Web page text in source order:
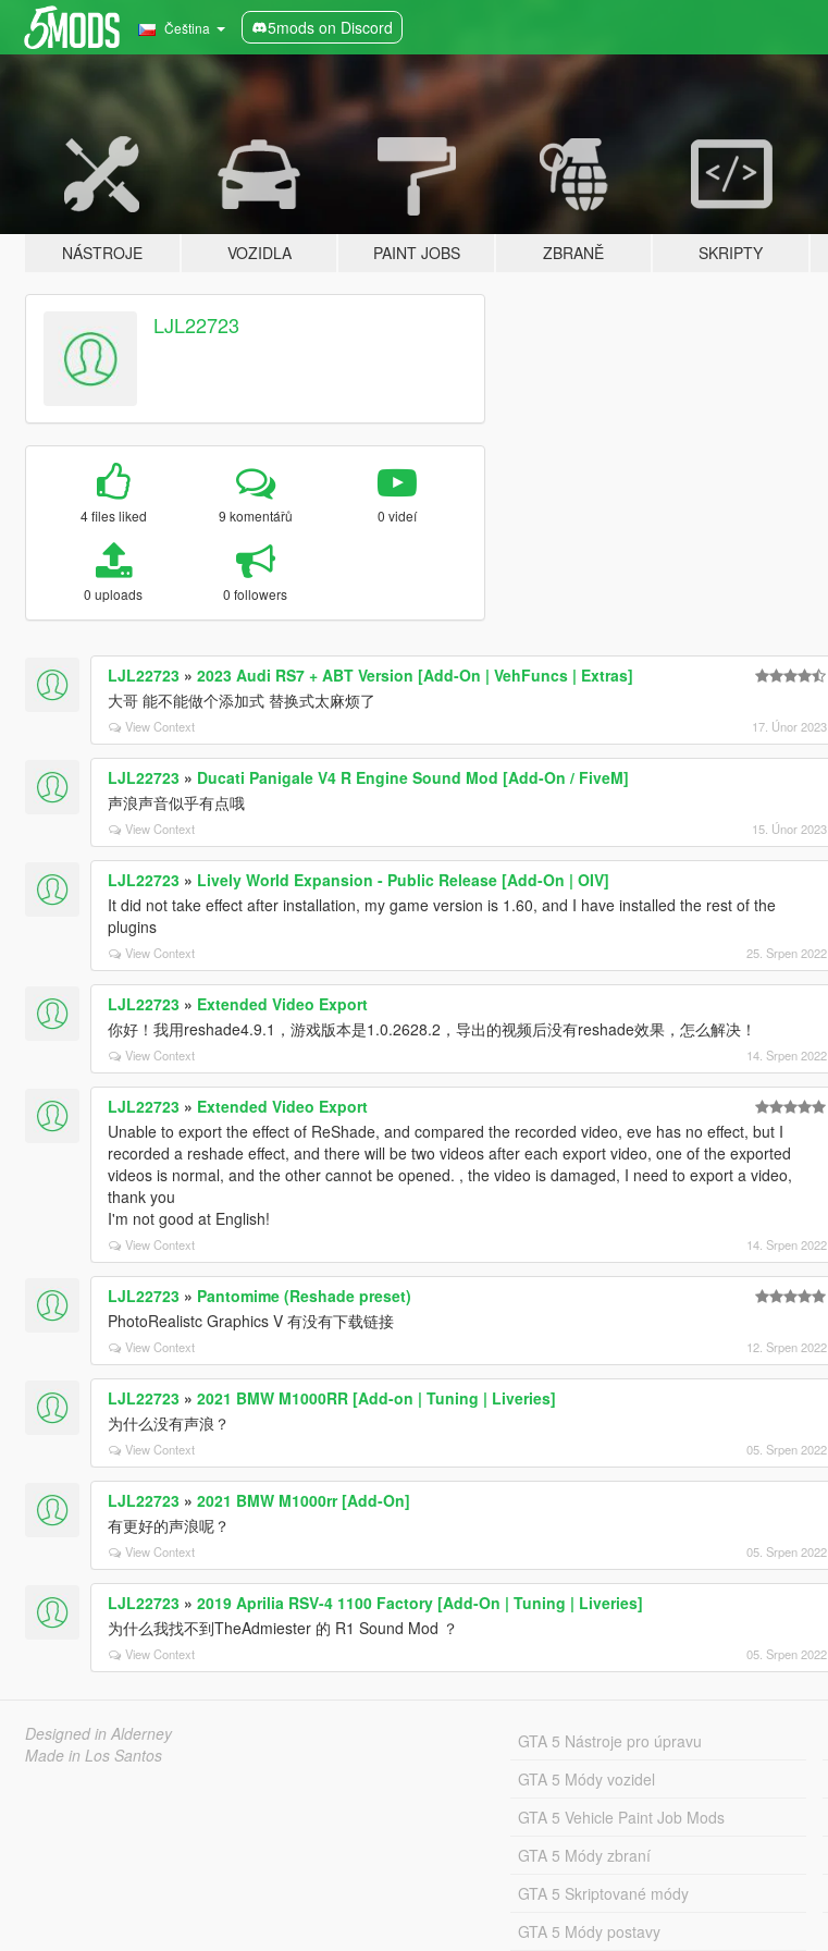
Čeština 5mods on Discord
NÁSTROJE VOZIDLA PAINT JOBS ZBRANĚ SKRIPTY
LJL22723
4 files liked 9 komentářů 0 videí
0 uploads 0 followers
LJL22723» 2023 Audi RS7 + ABT Version [Add-On | VehFuncs | Extras]
大哥 能不能做个添加式 替换式太麻烦了
View Context 17. Únor 2023
LJL22723» Ducati Panigale V4 R Engine Sound Mod [Add-On / FiveM]
声浪声音似乎有点哦
View Context 15. Únor 2023
LJL22723» Lively World Expansion - Public Release [Add-On | OIV]
It did not take effect after installation, my game version is 1.60, and I have installed the rest of the
plugins
View Context 25. Srpen 2022
LJL22723» Extended Video Export
你好！我用reshade4.9.1，游戏版本是1.0.2628.2，导出的视频后没有reshade效果，怎么解决！
View Context 14. Srpen 2022
LJL22723» Extended Video Export
Unable to export the effect of ReShade, and compared the recorded video, eve has no effect, but I
recorded a reshade effect, and there will be two videos after each export video, one of the exported
videos is normal, and the other cannot be opened. , the video is damaged, I need to export a video,
thank you
I'm not good at English!
View Context 14. Srpen 2022
LJL22723» Pantomime (Reshade preset)
PhotoRealistc Graphics V 有没有下载链接
View Context 12. Srpen 2022
LJL22723» 2021 BMW M1000RR [Add-on | Tuning | Liveries]
为什么没有声浪？
View Context 05. Srpen 2022
LJL22723» 2021 BMW M1000rr [Add-On]
有更好的声浪呢？
View Context 05. Srpen 2022
LJL22723» 2019 Aprilia RSV-4 1100 Factory [Add-On | Tuning | Liveries]
为什么我找不到TheAdmiester 的 R1 Sound Mod ？
View Context 05. Srpen 2022
Designed in Alderney
Made in Los Santos
GTA 5 Nástroje pro úpravu
GTA 5 Módy vozidel
GTA 5 Vehicle Paint Job Mods
GTA 5 Módy zbraní
GTA 5 Skriptované módy
GTA 5 Módy postavy